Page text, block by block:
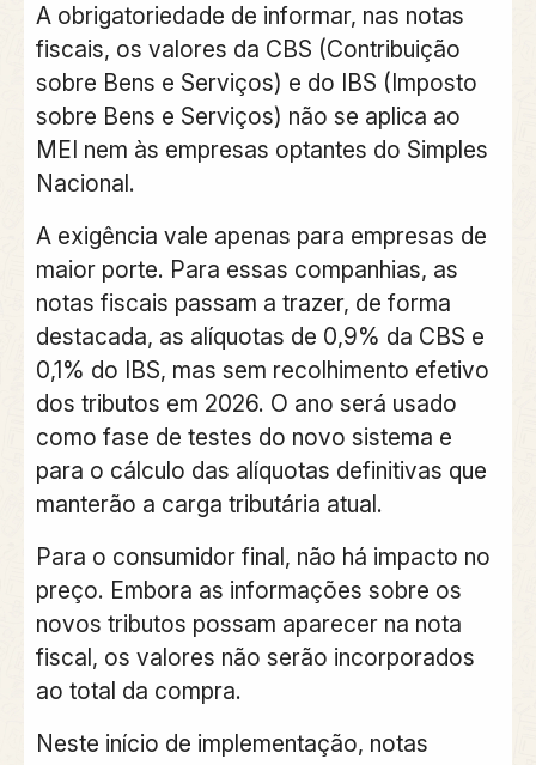
A obrigatoriedade de informar, nas notas
fiscais, os valores da CBS (Contribuição
sobre Bens e Serviços) e do IBS (Imposto
sobre Bens e Serviços) não se aplica ao
MEI nem às empresas optantes do Simples
Nacional.
A exigência vale apenas para empresas de
maior porte. Para essas companhias, as
notas fiscais passam a trazer, de forma
destacada, as alíquotas de 0,9% da CBS e
0,1% do IBS, mas sem recolhimento efetivo
dos tributos em 2026. O ano será usado
como fase de testes do novo sistema e
para o cálculo das alíquotas definitivas que
manterão a carga tributária atual.
Para o consumidor final, não há impacto no
preço. Embora as informações sobre os
novos tributos possam aparecer na nota
fiscal, os valores não serão incorporados
ao total da compra.
Neste início de implementação, notas